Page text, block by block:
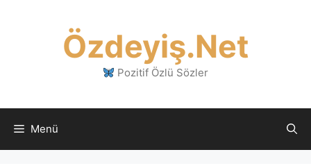
Özdeyiş.Net
Pozitif Özlü Sözler
Menü